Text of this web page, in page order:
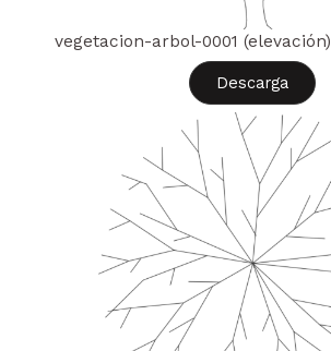
vegetacion-arbol-0001 (elevación)
Descarga